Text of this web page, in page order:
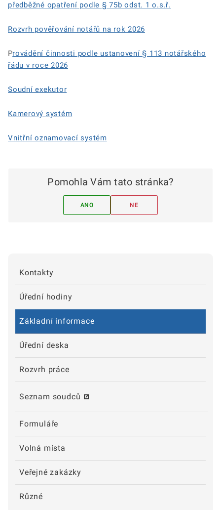
Kontakty
Úřední hodiny
Základní informace
Úřední deska
Rozvrh práce
Seznam soudců
Formuláře
Volná místa
Veřejné zakázky
Různé
předběžné opatření podle § 75b odst. 1 o.s.ř.
Rozvrh pověřování notářů na rok 2026
Provádění činnosti podle ustanovení § 113 notářského
řádu v roce 2026
Soudní exekutor
Kamerový systém
Vnitřní oznamovací systém
Pomohla Vám tato stránka?
ANO NE